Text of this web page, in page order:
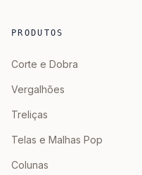
PRODUTOS
Corte e Dobra
Vergalhões
Treliças
Telas e Malhas Pop
Colunas